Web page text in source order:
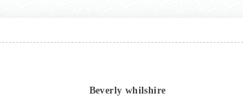
Beverly whilshire